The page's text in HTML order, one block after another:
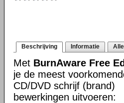
Beschrijving Informatie
Met BurnAware Free
je de meest
CD/DVD schrijf (brand)
bewerkingen uitvoeren: